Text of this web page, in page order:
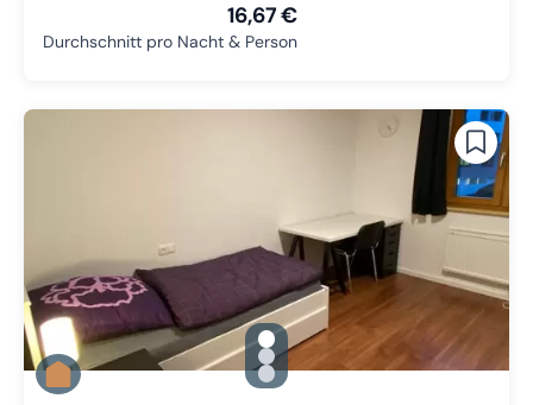
16,67 €
Durchschnitt pro Nacht & Person
gallery.slide_selector
Zu Slide 1 wechseln
Zu Slide 2 wechseln
Zu Slide 3 wechseln